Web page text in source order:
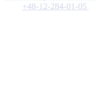
+48-12-284-01-05